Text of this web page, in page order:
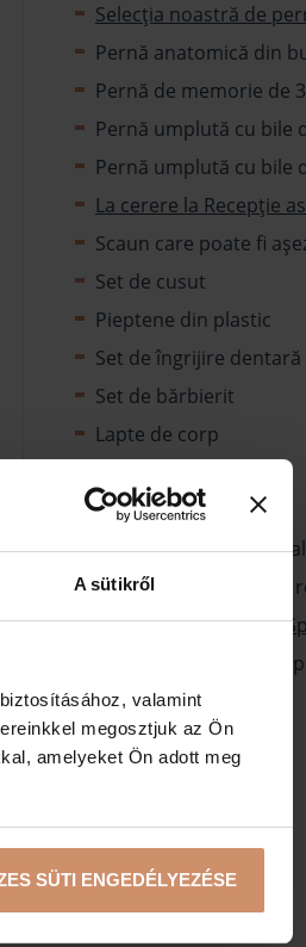
A sütikről
valamint
megosztjuk az Ön
amelyeket Ön adott meg
SÜTI ENGEDÉLYEZÉSE
Selecția noastră de
Pernă anatomică din
Pernă de memorie de
Pernă umplută cu bile
Pernă umplută cu bile
La cerere la Recepție
Scaun care poate fi
Set de cusut
Pieptene din plastic
Set de îngrijire dentară
Set de bărbierit
Lapte de corp
Papuci
Cablu de date
Adaptor convertor de
La cerere la Recepția
Halat de baie
copii)
Prosop de plajă